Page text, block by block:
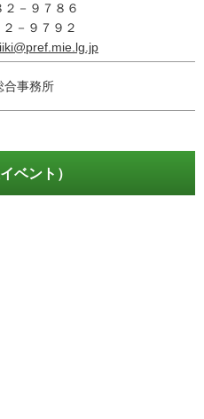
－９７８６
－９７９２
合事務所
ベント）